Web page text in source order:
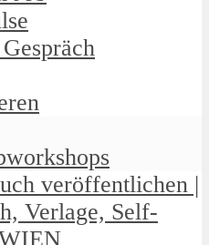
veröffentlichen |
Verlage, Self-